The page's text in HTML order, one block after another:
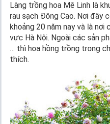
Làng trồng hoa Mê Linh là
rau sạch Đông Cao. Nơi đây
khoảng 20 năm nay và là nơi
vực Hà Nội. Ngoài các sản
… thì hoa hồng trồng trong
thích.